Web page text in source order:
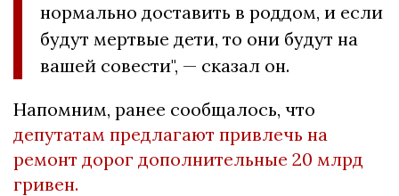
нормально доставить в роддом, и если
будут мертвые дети, то они будут на
вашей совести", — сказал он.
Напомним, ранее сообщалось, что
депутатам предлагают привлечь на
ремонт дорог дополнительные 20 млрд
гривен.